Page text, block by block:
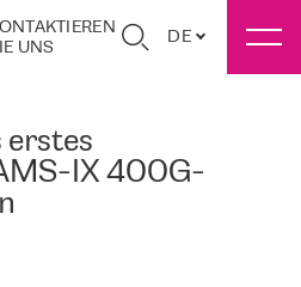
UNS
DE
erstes
IX 400G-